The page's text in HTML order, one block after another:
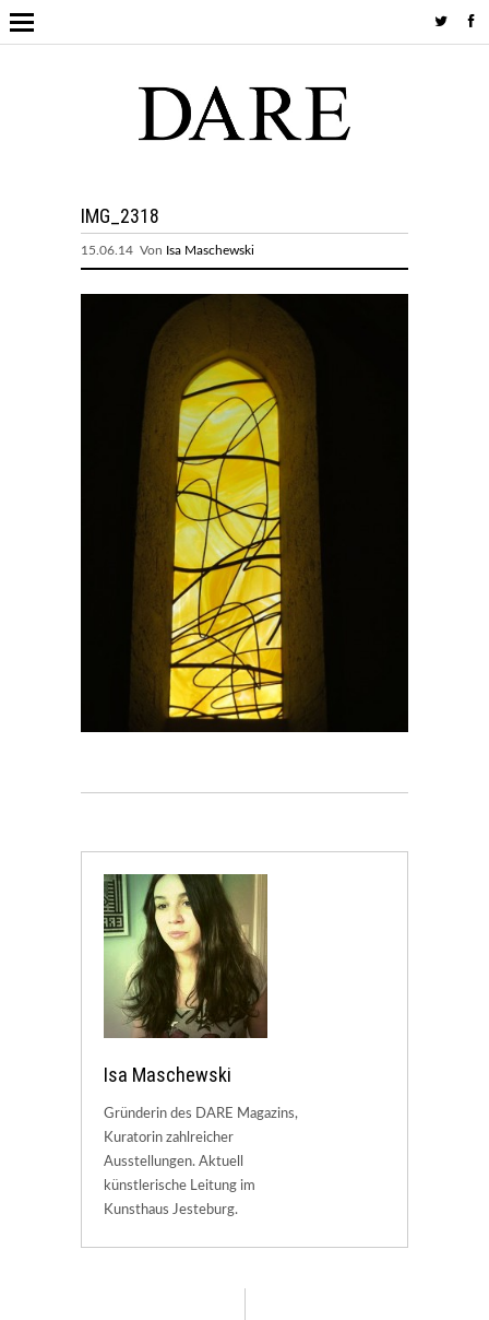
IMG_2318
15.06.14 Von Isa Maschewski
Isa Maschewski
Gründerin des DARE Magazins,
Kuratorin zahlreicher
Ausstellungen. Aktuell
künstlerische Leitung im
Kunsthaus Jesteburg.